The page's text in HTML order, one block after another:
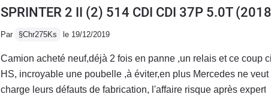
différente d'un usage quotidien donc un avi à part :)
entretenueSURTOUT NE PAS ALLEZ CHEZ MERCEDES EN
ACHETEZ DE LA QUALITER PARCE QUE C'EST PLUS
mercedes
SPRINTER 2 II (2) 514 CDI CDI 37P 5.0T
Par §Chr275Ks le 19/12/2019
Camion acheté neuf,déjà 2 fois en panne ,un relais et ce coup
HS, incroyable une poubelle ,à éviter,en plus Mercedes ne
charge leurs défauts de fabrication, l'affaire risque après